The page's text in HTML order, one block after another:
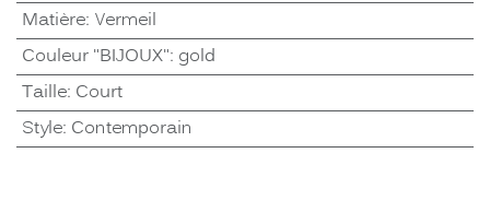
Matière: Vermeil
Couleur "BIJOUX": gold
Taille: Court
Style: Contemporain